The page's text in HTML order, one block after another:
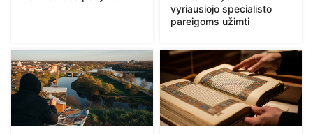
vyriausiojo specialisto
pareigoms užimti